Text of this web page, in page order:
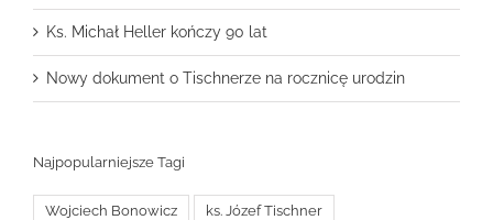
Ks. Michał Heller kończy 90 lat
Nowy dokument o Tischnerze na rocznicę urodzin
Najpopularniejsze Tagi
Wojciech Bonowicz ks. Józef Tischner